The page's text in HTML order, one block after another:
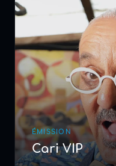
ÉMISSION
Cari VIP